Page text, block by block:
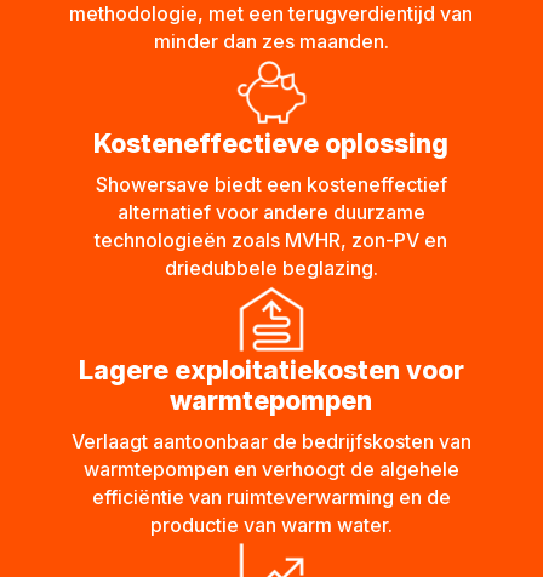
methodologie, met een terugverdientijd van
minder dan zes maanden.
Kosteneffectieve oplossing
Showersave biedt een kosteneffectief
alternatief voor andere duurzame
technologieën zoals MVHR, zon-PV en
driedubbele beglazing.
Lagere exploitatiekosten voor
warmtepompen
Verlaagt aantoonbaar de bedrijfskosten van
warmtepompen en verhoogt de algehele
efficiëntie van ruimteverwarming en de
productie van warm water.